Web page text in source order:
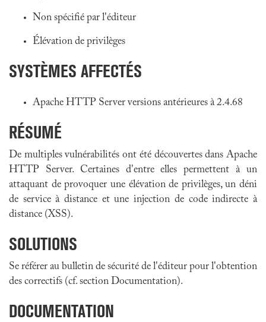
Non spécifié par l'éditeur
Élévation de privilèges
SYSTÈMES AFFECTÉS
Apache HTTP Server versions antérieures à 2.4.68
RÉSUMÉ
De multiples vulnérabilités ont été découvertes dans Apache
HTTP Server. Certaines d'entre elles permettent à un
attaquant de provoquer une élévation de privilèges, un déni
de service à distance et une injection de code indirecte à
distance (XSS).
SOLUTIONS
Se référer au bulletin de sécurité de l'éditeur pour l'obtention
des correctifs (cf. section Documentation).
DOCUMENTATION